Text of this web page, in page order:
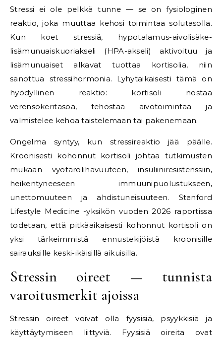
Stressi ei ole pelkkä tunne — se on fysiologinen
reaktio, joka muuttaa kehosi toimintaa solutasolla.
Kun koet stressiä, hypotalamus-aivolisäke-
lisämunuaiskuoriakseli (HPA-akseli) aktivoituu ja
lisämunuaiset alkavat tuottaa kortisolia, niin
sanottua stressihormonia. Lyhytaikaisesti tämä on
hyödyllinen reaktio: kortisoli nostaa
verensokeritasoa, tehostaa aivotoimintaa ja
valmistelee kehoa taistelemaan tai pakenemaan.
Ongelma syntyy, kun stressireaktio jää päälle.
Kroonisesti kohonnut kortisoli johtaa tutkimusten
mukaan vyötärölihavuuteen, insuliiniresistenssiin,
heikentyneeseen immuunipuolustukseen,
unettomuuteen ja ahdistuneisuuteen. Stanford
Lifestyle Medicine -yksikön vuoden 2026 raportissa
todetaan, että pitkäaikaisesti kohonnut kortisoli on
yksi tärkeimmistä ennustekijöistä kroonisille
sairauksille keski-ikäisillä aikuisilla.
Stressin oireet — tunnista
varoitusmerkit ajoissa
Stressin oireet voivat olla fyysisiä, psyykkisiä ja
käyttäytymiseen liittyviä. Fyysisiä oireita ovat